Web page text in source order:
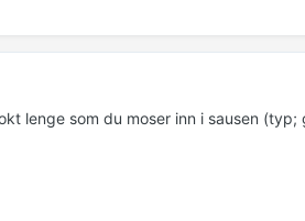
lenge som du moser inn i sausen (typ;